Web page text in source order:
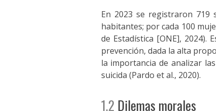
En 2023 se registraron 719
habitantes; por cada 100
de Estadística [ONE], 2024).
prevención, dada la alta
la importancia de analizar
suicida (Pardo et al., 2020).
1.2 Dilemas morales